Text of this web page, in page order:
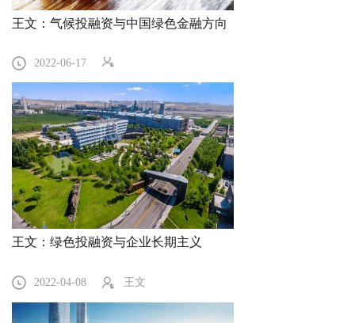
王文：气候投融资与中国绿色金融方向
2022-06-17
王文：绿色投融资与企业长期主义
2022-04-08 王文